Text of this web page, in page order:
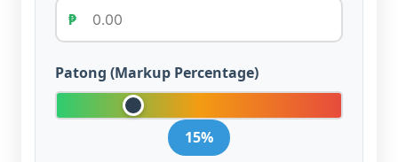
₱
Patong (Markup Percentage)
15%